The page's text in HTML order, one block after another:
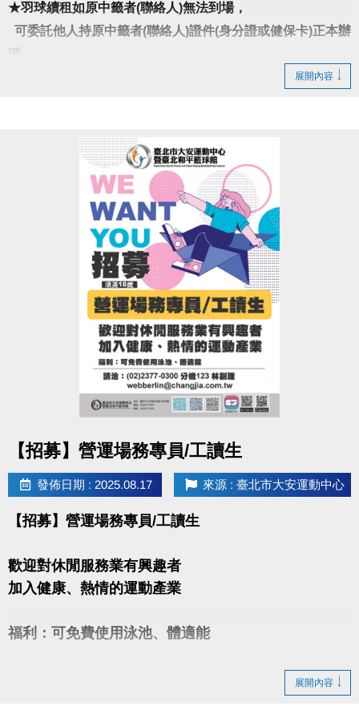
★羽球續租如原中籤者(聯絡人)無法到場，
可委託他人持原中籤者(聯絡人)證件(身分證或健保卡)正本辦
理
籃球 06:00-08:00 $2,500元/次
登記方式：即日起開放至現場一樓櫃台登記
★原季租上述時段皆享優惠
•依實際營業時間開放入場•
展開內容
【招募】營運場務專員/工讀生
發佈日期 : 2025.08.17 來源 : 臺北市大安運動中心
【招募】營運場務專員/工讀生
歡迎對休閒服務業有興趣者
加入健康、熱情的運動產業
福利：可免費使用泳池、體適能
展開內容